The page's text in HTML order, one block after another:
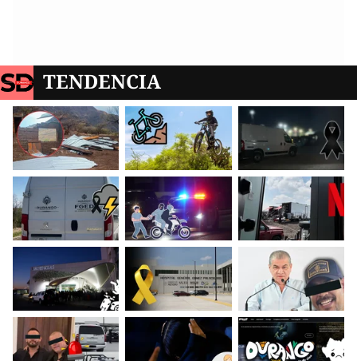
TENDENCIA